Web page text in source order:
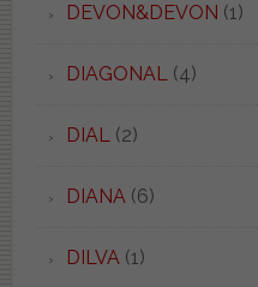
DEVON&DEVON (1)
DIAGONAL(4)
DIAL(2)
DIANA(6)
DILVA(1)